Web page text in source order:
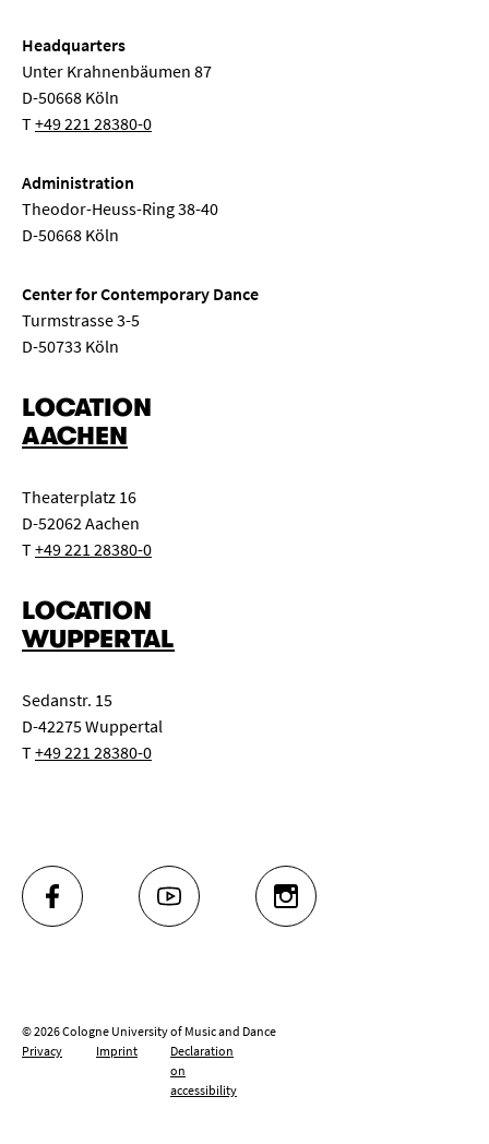
Headquarters
Unter Krahnenbäumen 87
D-50668 Köln
T+49 221 28380-0
Administration
Theodor-Heuss-Ring 38-40
D-50668 Köln
Center for Contemporary Dance
Turmstrasse 3-5
D-50733 Köln
LOCATION
AACHEN
Theaterplatz 16
D-52062 Aachen
T+49 221 28380-0
LOCATION
WUPPERTAL
Sedanstr. 15
D-42275 Wuppertal
T+49 221 28380-0
FACEBOOK YOUTUBE INSTAGRAM
© 2026 Cologne University of Music and Dance
Privacy
Imprint
Declaration
on
accessibility